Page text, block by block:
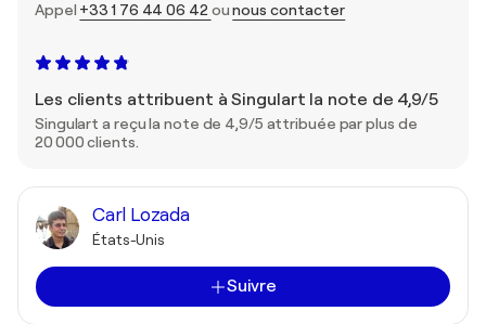
Appel +33 1 76 44 06 42 ounous contacter
Les clients attribuent à Singulart la note de 4,9/5
Singulart a reçu la note de 4,9/5 attribuée par plus de
20 000 clients.
Carl Lozada
États-Unis
Suivre